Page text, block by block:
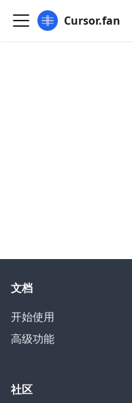
Cursor.fan
文档
开始使用
高级功能
社区